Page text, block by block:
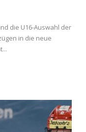
die U16-Auswahl der
in die neue